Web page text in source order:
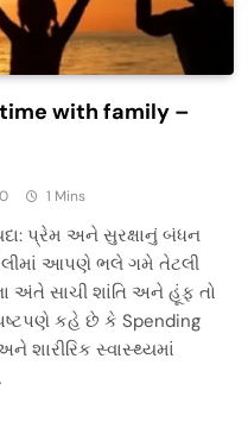
with family –
0 1 Mins
પ્રેમ અને સુરક્ષાનું બંધન
આપણે ભલે ગમે તેટલી
અંતે સાચી શાંતિ અને હૂંફ તો
કહે છે કે Spending
શારીરિક સ્વાસ્થ્યમાં